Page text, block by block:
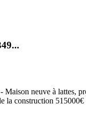
Maison neuve à lattes,
la construction 515000€